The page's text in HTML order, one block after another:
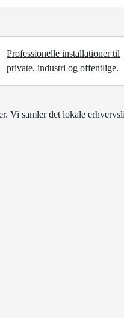
Professionelle installationer til
private, industri og offentlige.
Vi samler det lokale